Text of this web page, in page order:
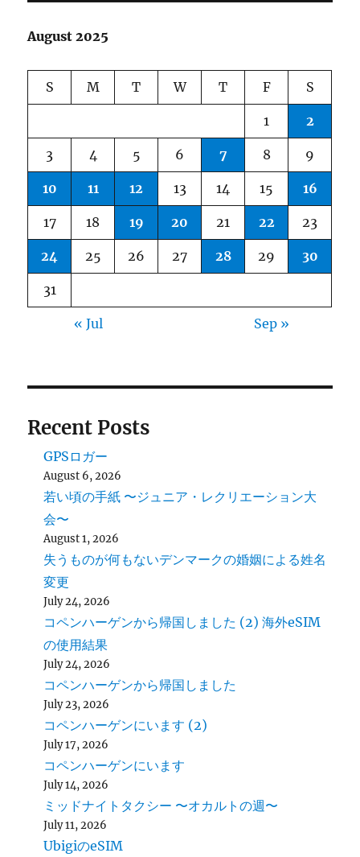
August 2025
S M T W T F S
1 2
3 4 5 6 7 8 9
10 11 12 13 14 15 16
17 18 19 20 21 22 23
24 25 26 27 28 29 30
31
« Jul Sep »
Recent Posts
GPSロガー
August 6, 2026
若い頃の手紙 〜ジュニア・レクリエーション大
会〜
August 1, 2026
失うものが何もないデンマークの婚姻による姓名
変更
July 24, 2026
コペンハーゲンから帰国しました (2) 海外eSIM
の使用結果
July 24, 2026
コペンハーゲンから帰国しました
July 23, 2026
コペンハーゲンにいます (2)
July 17, 2026
コペンハーゲンにいます
July 14, 2026
ミッドナイトタクシー 〜オカルトの週〜
July 11, 2026
UbigiのeSIM